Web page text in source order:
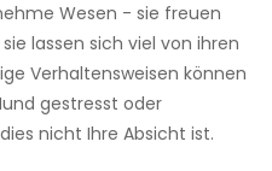
Wesen - sie freuen
lassen sich viel von ihren
Verhaltensweisen können
gestresst oder
nicht Ihre Absicht ist.